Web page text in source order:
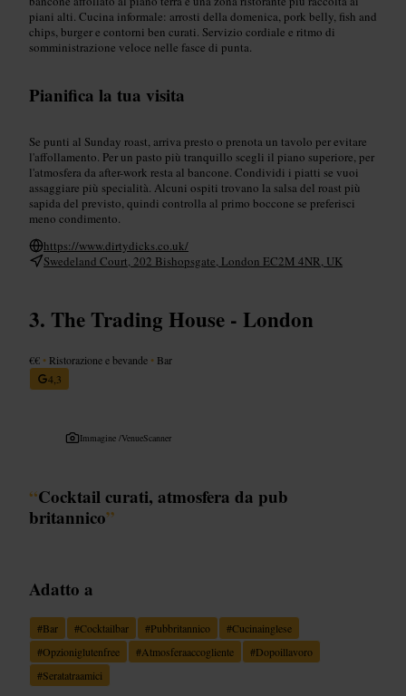
piani alti. Cucina informale: arrosti della domenica, pork belly, fish and
chips, burger e contorni ben curati. Servizio cordiale e ritmo di
somministrazione veloce nelle fasce di punta.
Pianifica la tua visita
Se punti al Sunday roast, arriva presto o prenota un tavolo per evitare
l'affollamento. Per un pasto più tranquillo scegli il piano superiore, per
l'atmosfera da after-work resta al bancone. Condividi i piatti se vuoi
assaggiare più specialità. Alcuni ospiti trovano la salsa del roast più
sapida del previsto, quindi controlla al primo boccone se preferisci
meno condimento.
https://www.dirtydicks.co.uk/
Swedeland Court, 202 Bishopsgate, London EC2M 4NR, UK
The Trading House - London
€€ • Ristorazione e bevande • Bar
4,3
Immagine /VenueScanner
“Cocktail curati, atmosfera da pub
britannico”
Adatto a
#Bar #Cocktailbar #Pubbritannico #Cucinainglese
#Opzioniglutenfree #Atmosferaaccogliente #Dopoillavoro
#Seratatraamici